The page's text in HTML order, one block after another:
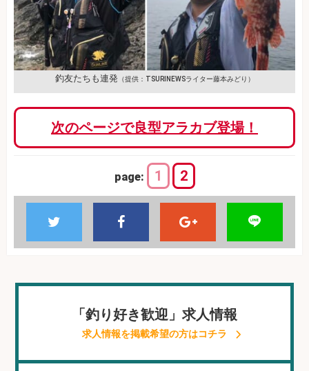
釣友たちも連発 （提供：TSURINEWSライター藤本みどり）
次のページで良型アラカブ登場！
page: 1 2
「釣り好き歓迎」求人情報
求人情報を掲載希望の方はコチラ